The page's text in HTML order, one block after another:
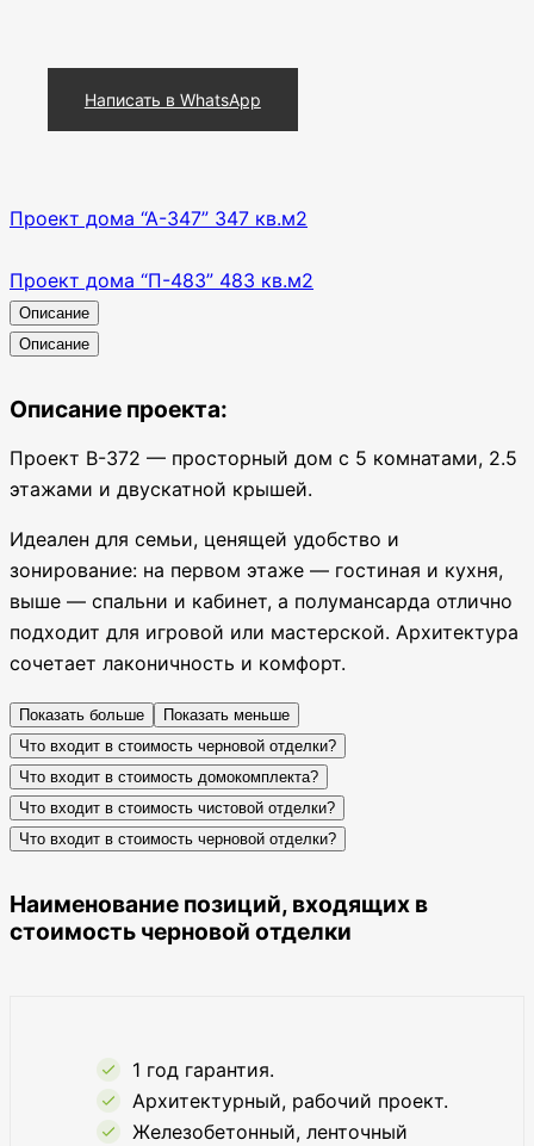
Написать в WhatsApp
Проект дома “А-347” 347 кв.м2
Проект дома “П-483” 483 кв.м2
Описание
Описание
Описание проекта:
Проект В-372 — просторный дом с 5 комнатами, 2.5
этажами и двускатной крышей.
Идеален для семьи, ценящей удобство и
зонирование: на первом этаже — гостиная и кухня,
выше — спальни и кабинет, а полумансарда отлично
подходит для игровой или мастерской. Архитектура
сочетает лаконичность и комфорт.
Показать больше
Показать меньше
Что входит в стоимость черновой отделки?
Что входит в стоимость домокомплекта?
Что входит в стоимость чистовой отделки?
Что входит в стоимость черновой отделки?
Наименование позиций, входящих в
стоимость черновой отделки
1 год гарантия.
Архитектурный, рабочий проект.
Железобетонный, ленточный